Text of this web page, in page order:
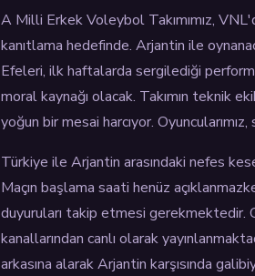
A Milli Erkek Voleybol Takımımız,
kanıtlama hedefinde. Arjantin ile
Efeleri, ilk haftalarda sergilediği
moral kaynağı olacak. Takımın teknik
yoğun bir mesai harcıyor.
Türkiye ile Arjantin arasındaki nefes
Maçın başlama saati henüz
duyuruları takip etmesi gerekmektedir.
kanallarından canlı olarak
arkasına alarak Arjantin karşısında